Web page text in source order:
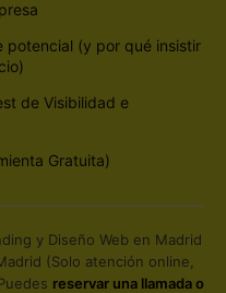
potencial (y por qué insistir
de Visibilidad e
Gratuita)
y Diseño Web en Madrid
(Solo atención online,
reservar una llamada o